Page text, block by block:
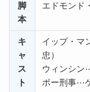
脚
本
エドモンド
キ
ャ
ス
ト
イップ・マ
忠）
ウィンシン
ポー刑事⋯